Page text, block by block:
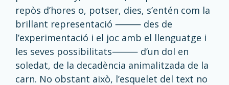
repòs d’hores o, potser, dies, s’entén com la
brillant representació ⸻ des de
l’experimentació i el joc amb el llenguatge i
les seves possibilitats⸻ d’un dol en
soledat, de la decadència animalitzada de la
carn. No obstant això, l’esquelet del text no